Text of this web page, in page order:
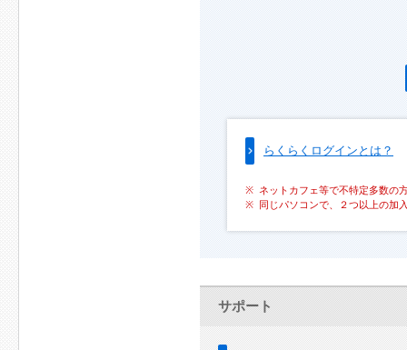
らくらくログインとは？
ネットカフェ等で不特定多数の
同じパソコンで、２つ以上の加
サポート